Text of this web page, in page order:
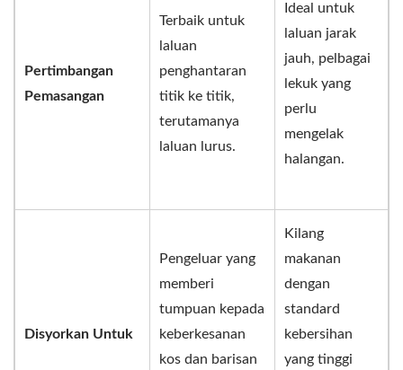
Pertimbangan
Pemasangan
Terbaik untuk
laluan
penghantaran
titik ke titik,
terutamanya
laluan lurus.
Ideal untuk
laluan jarak
jauh, pelbagai
lekuk yang
perlu
mengelak
halangan.
Disyorkan Untuk
Pengeluar yang
memberi
tumpuan kepada
keberkesanan
kos dan barisan
Kilang
makanan
dengan
standard
kebersihan
yang tinggi